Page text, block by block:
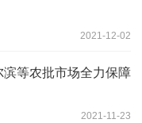
2021-12-02
等农批市场全力保障
2021-11-23